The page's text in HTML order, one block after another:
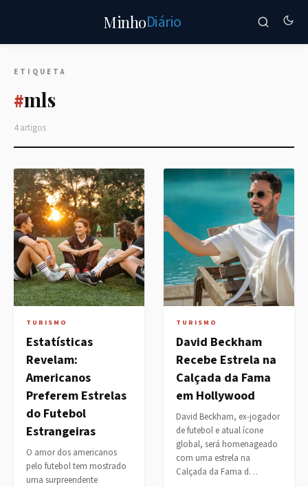
MinhoDiário
ETIQUETA
#mls
4 artigos
TURISMO
Estatísticas
Revelam:
Americanos
Preferem Estrelas
do Futebol
Estrangeiras
O amor dos americanos
pelo futebol tem mostrado
uma surpreendente
TURISMO
David Beckham
Recebe Estrela na
Calçada da Fama
em Hollywood
David Beckham, ex-jogador
de futebol e atual ícone
global, será homenageado
com uma estrela na
Calçada da Fama d…